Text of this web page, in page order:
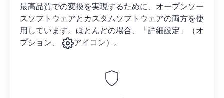
最高品質での変換を実現するために、オープンソー
スソフトウェアとカスタムソフトウェアの両方を使
用しています。ほとんどの場合、「詳細設定」（オ
プション、
アイコン）。